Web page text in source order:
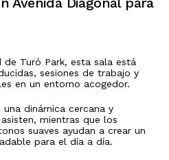
Turó Park, esta sala está
sesiones de trabajo y
en un entorno acogedor.
dinámica cercana y
mientras que los
suaves ayudan a crear un
para el día a día.